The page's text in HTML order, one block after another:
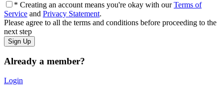
* Creating an account means you're okay with ourTerms of
Service and Privacy Statement.
Please agree to all the terms and conditions before proceeding to the
next step
Already a member?
Login